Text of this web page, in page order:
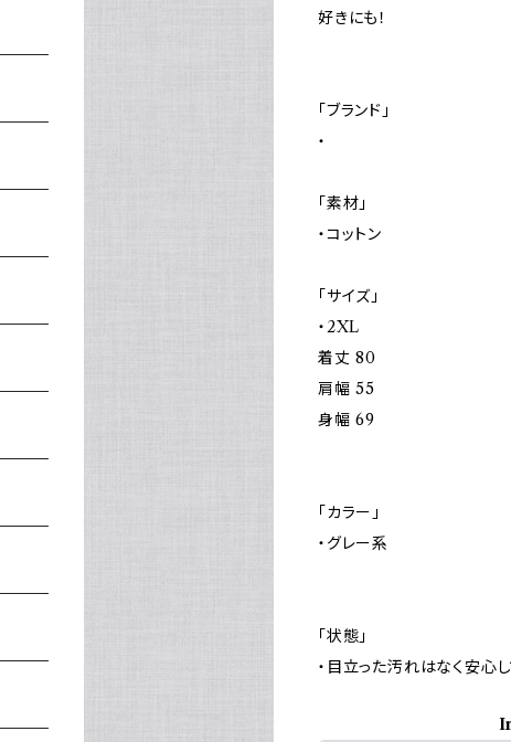
好きにも！
「ブランド」
・
「素材」
・コットン
「サイズ」
・2XL
着丈 80
肩幅 55
身幅 69
「カラー」
・グレー系
「状態」
・目立った汚れはなく安心